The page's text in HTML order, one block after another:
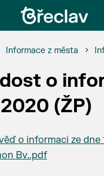
Informace z města
o
(ŽP)
o informaci ze dne
Bv..pdf